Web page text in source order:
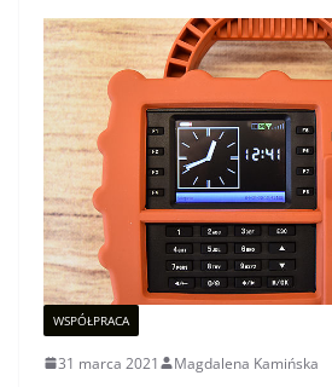
WSPÓŁPRACA
31 marca 2021 Magdalena Kamińska